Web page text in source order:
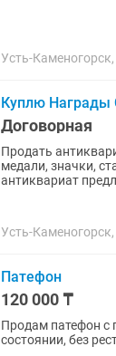
Усть-Каменогорск,
Куплю Награды
Договорная
Продать
медали, значки,
антиквариат
Усть-Каменогорск,
Патефон
120 000 ₸
Продам патефон с
состоянии, без